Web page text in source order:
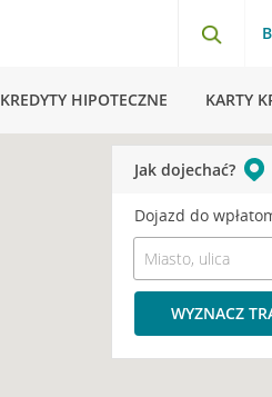
KREDYTY HIPOTECZNE KARTY
Jak dojechać?
Dojazd do
WYZNACZ